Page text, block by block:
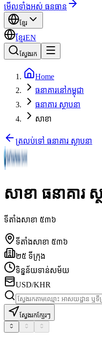
មើលទាំងអស់ ធនធាន
ខ្មែរ
ខ្មែរEN
ស្វែងរក
Home
ធនាគារនៅកម្ពុជា
ធនាគារ ស្ថាបនា
សាខា
ត្រលប់ទៅ ធនាគារ ស្ថាបនា
សាខា ធនាគារ ស្
ទីតាំងសាខា ៥៣៦
ទីតាំងសាខា ៥៣៦
២៥ ទីក្រុង
ទិន្នន័យទាន់សម័យ
USD/KHR
ស្វែងរកក្បែរៗ